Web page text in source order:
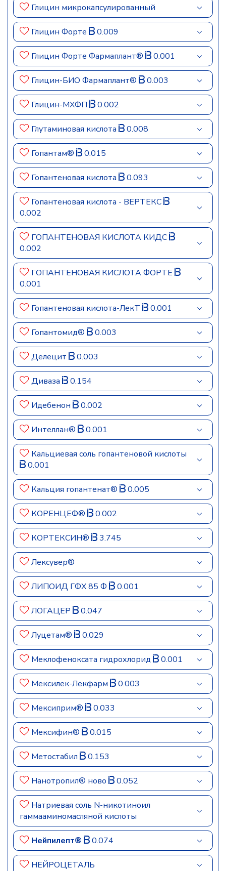
Глицин микрокапсулированный
Глицин Форте 0.009
Глицин Форте Фармаплант® 0.001
Глицин-БИО Фармаплант® 0.003
Глицин-МХФП 0.002
Глутаминовая кислота 0.008
Гопантам® 0.015
Гопантеновая кислота 0.093
Гопантеновая кислота - ВЕРТЕКС
0.002
ГОПАНТЕНОВАЯ КИСЛОТА КИДС
0.002
ГОПАНТЕНОВАЯ КИСЛОТА ФОРТЕ
0.001
Гопантеновая кислота-ЛекТ 0.001
Гопантомид® 0.003
Делецит 0.003
Диваза 0.154
Идебенон 0.002
Интеллан® 0.001
Кальциевая соль гопантеновой кислоты
0.001
Кальция гопантенат® 0.005
КОРЕНЦЕФ® 0.002
КОРТЕКСИН® 3.745
Лексувер®
ЛИПОИД ГФХ 85 Ф 0.001
ЛОГАЦЕР 0.047
Луцетам® 0.029
Меклофеноксата гидрохлорид 0.001
Мексилек-Лекфарм 0.003
Мексиприм® 0.033
Мексифин® 0.015
Метостабил 0.153
Нанотропил® ново 0.052
Натриевая соль N-никотиноил
гаммааминомасляной кислоты
Нейпилепт® 0.074
НЕЙРОЦЕТАЛЬ